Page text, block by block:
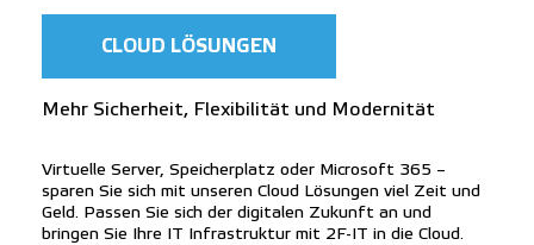
CLOUD LÖSUNGEN
Mehr Sicherheit, Flexibilität und Modernität
Virtuelle Server, Speicherplatz oder Microsoft 365 –
sparen Sie sich mit unseren Cloud Lösungen viel Zeit und
Geld. Passen Sie sich der digitalen Zukunft an und
bringen Sie Ihre IT Infrastruktur mit 2F-IT in die Cloud.